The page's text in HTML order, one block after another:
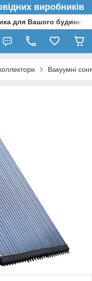
виробників
для Вашого будинку»
Вакуумні